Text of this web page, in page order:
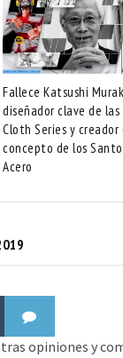
Fallece Katsushi
diseñador clave de
Cloth Series y creador
concepto de los
Acero
opiniones y